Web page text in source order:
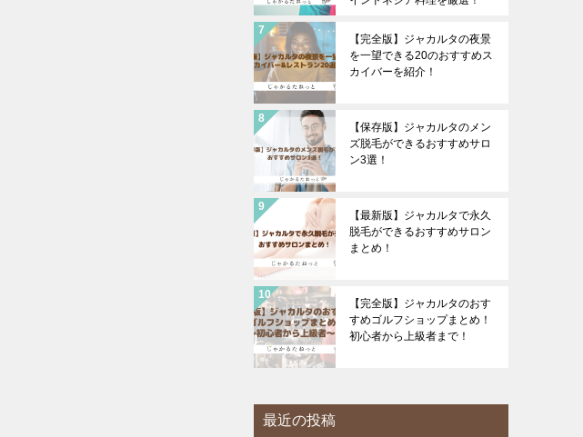
【完全版】ジャカルタの夜景
を一望できる20のおすすめス
カイバーを紹介！
【保存版】ジャカルタのメン
ズ脱毛ができるおすすめサロ
ン3選！
【最新版】ジャカルタで永久
脱毛ができるおすすめサロン
まとめ！
【完全版】ジャカルタのおす
すめゴルフショップまとめ！
初心者から上級者まで！
最近の投稿